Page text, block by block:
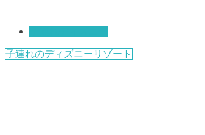
子連れのディズニーリゾート